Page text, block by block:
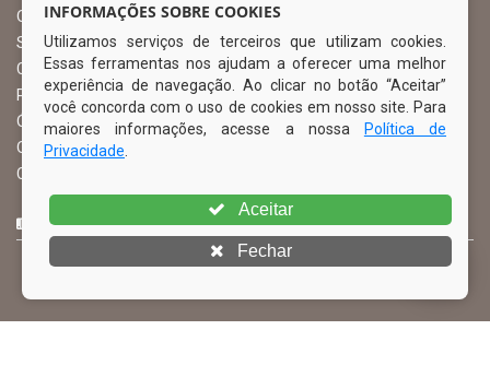
Ouvidoria Municipal
Serviço de Informação ao Cidadão – SIC
Chefe de Gabinete
Procuradoria Geral
Órgão de Controle Interno
Organograma
Comissão Permanente de Licitação – CPL
CURTA NOSSA FAN PAGE
INFORMAÇÕES SOBRE COOKIES
Utilizamos serviços de terceiros que utilizam cookies.
Essas ferramentas nos ajudam a oferecer uma melhor
experiência de navegação. Ao clicar no botão “Aceitar”
você concorda com o uso de cookies em nosso site. Para
maiores informações, acesse a nossa
Política de
Privacidade
Aceitar
Fechar